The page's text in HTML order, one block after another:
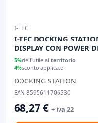
I-TEC
I-TEC DOCKING
DISPLAY CON POWER
5%dell'utile al territorio
4%sconto applicato
DOCKING STATION
EAN 8595611706530
68,27 € + iva 22